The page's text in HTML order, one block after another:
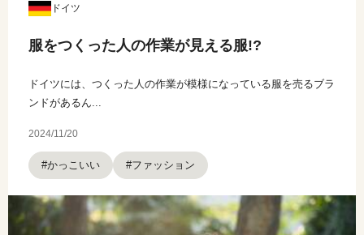
ドイツ
服をつくった人の作業が見える服!?
ドイツには、つくった人の作業が模様になっている服を売るブラ
ンドがあるん...
2024/11/20
#かっこいい #ファッション